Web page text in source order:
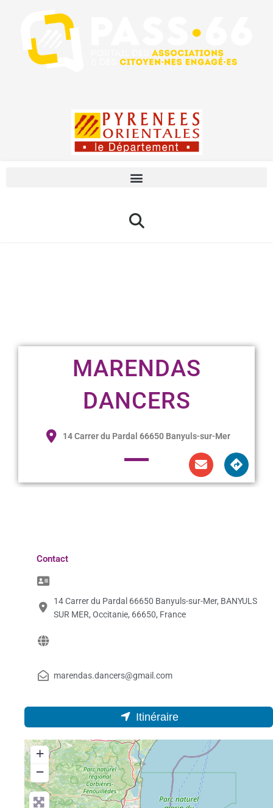
MARENDAS
DANCERS
14 Carrer du Pardal 66650 Banyuls-sur-Mer
Contact
14 Carrer du Pardal 66650 Banyuls-sur-Mer, BANYULS
SUR MER, Occitanie, 66650, France
marendas.dancers@gmail.com
Itinéraire
+
−